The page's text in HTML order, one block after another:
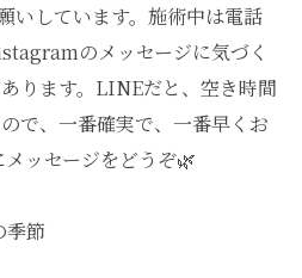
いしています。施術中は電話
のメッセージに気づく
ります。LINEだと、空き時間
で、一番確実で、一番早くお
ッセージをどうぞ🌿
季節